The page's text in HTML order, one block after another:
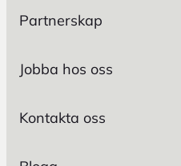
Partnerskap
Jobba hos oss
Kontakta oss